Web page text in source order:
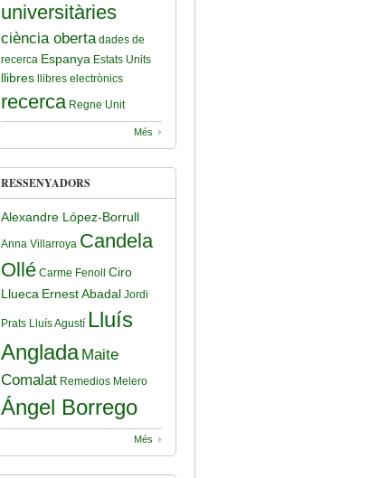
universitàries
ciència oberta dades de
recerca Espanya Estats Units
llibres llibres electrònics
recerca Regne Unit
Més
RESSENYADORS
Alexandre López-Borrull
Anna Villarroya Candela
Ollé Carme Fenoll
Ciro
Llueca Ernest Abadal Jordi
Prats Lluís Agustí Lluís
Anglada Maite
Comalat Remedios Melero
Ángel Borrego
Més